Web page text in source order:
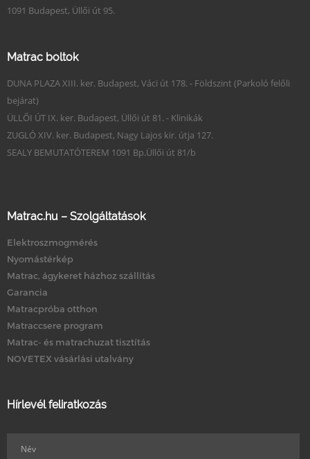
1091 Budapest, Üllői út 95.
Matrac boltok
DUNA PLAZA XIII. ker. Budapest, Váci út 178. - Földszint (Parkoló felőli
bejárat)
ÜLLŐI ÚT IX. ker. Budapest, Üllői út 81. - Klinikák
ZUGLÓ XIV. ker. Budapest, Nagy Lajos kir. útja 127.
SEALY BEMUTATÓTEREM 1091 Bp.Üllői út 81/b
Matrac.hu – Szolgáltatások
Elektroszmogmérés
Nyomástérkép
Matrac, ágykeret házhoz szállítás
Garancia
Matracpróba otthon
Matraccsere program
Matrac- és matrachuzat tisztítás
NOVETEX vásárlási utalvány
Hírlevél feliratkozás